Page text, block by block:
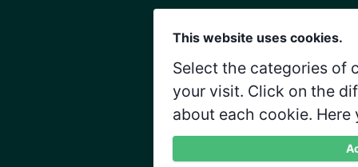
This website uses cookies.
Select the categories of
your visit. Click on the
about each cookie.